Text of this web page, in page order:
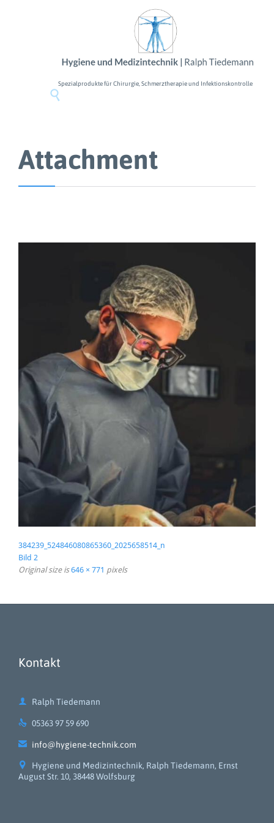
Spezialprodukte für Chirurgie, Schmerztherapie und Infektionskontrolle

Attachment
384239_524846080865360_2025658514_n
Bild 2
Original size is646 × 771 pixels
Kontakt
 Ralph Tiedemann
 05363 97 59 690
 info@hygiene-technik.com

Hygiene und Medizintechnik, Ralph Tiedemann, Ernst
August Str. 10, 38448 Wolfsburg